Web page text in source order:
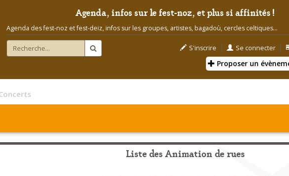
Agenda, infos sur le fest-noz, et plus si affinités !
Agenda des fest-noz et fest-deiz, infos sur les groupes, artistes, bagadoù, cercles celtiques...
S'inscrire | Se connecter |
Proposer un
Liste des Animation de rues